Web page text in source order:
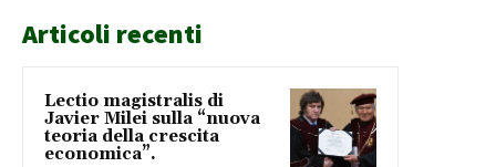
Articoli recenti
Lectio magistralis di
Javier Milei sulla “nuova
teoria della crescita
economica”.